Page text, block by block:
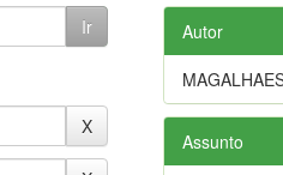
Autor
Assunto